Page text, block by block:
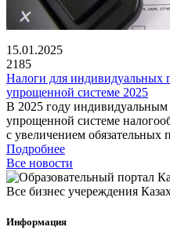
15.01.2025
2185
Налоги для индивидуальных
упрощенной системе 2025
В 2025 году
упрощенной системе
с увеличением обязательных
Подробнее
Все новости
Все бизнес учереждения
Информация